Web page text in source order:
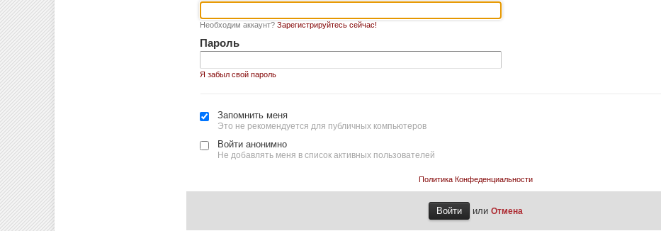
Необходим аккаунт? Зарегистрируйтесь сейчас!
Пароль
Я забыл свой пароль
Запомнить меня
Это не рекомендуется для публичных компьютеров
Войти анонимно
Не добавлять меня в список активных пользователей
Политика Конфеденциальности
илиОтмена